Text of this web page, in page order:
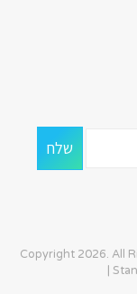
© Copyright 2026. All
|